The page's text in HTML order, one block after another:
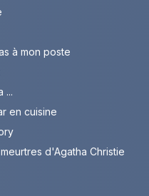
à mon poste
...
en cuisine
d'Agatha Christie